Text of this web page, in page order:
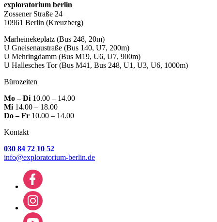
exploratorium berlin
Zossener Straße 24
10961 Berlin (Kreuzberg)
Marheinekeplatz (Bus 248, 20m)
U Gneisenaustraße (Bus 140, U7, 200m)
U Mehringdamm (Bus M19, U6, U7, 900m)
U Hallesches Tor(Bus M41, Bus 248, U1, U3, U6, 1000m)
Bürozeiten
Mo – Di 10.00 – 14.00
Mi 14.00 – 18.00
Do – Fr 10.00 – 14.00
Kontakt
030 84 72 10 52
info@exploratorium-berlin.de